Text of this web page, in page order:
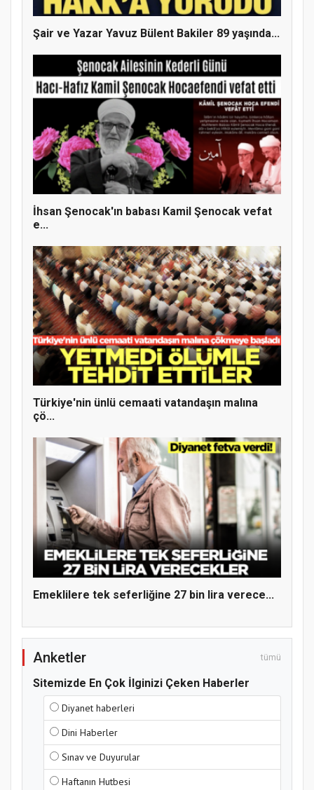
Samsun Atakum’da Yaz Kur’an Kursu
Kapanış Programı
Samsun Atakum’da Ayasofya Camii
Etkinliği
Türkiye’de insanlar dinle bağlarını
koparıyor mu?
Şair ve Yazar Yavuz Bülent Bakiler 89 yaşında...
İhsan Şenocak'ın babası Kamil Şenocak vefat
e...
Türkiye'nin ünlü cemaati vatandaşın malına
çö...
Emeklilere tek seferliğine 27 bin lira verece...
Anketler tümü
Sitemizde En Çok İlginizi Çeken Haberler
Diyanet haberleri
Dini Haberler
Sınav ve Duyurular
Haftanın Hutbesi